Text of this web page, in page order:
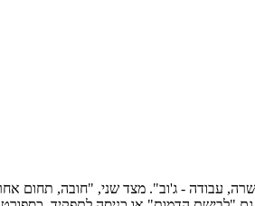
עבודה - ג'וב". מצד שני, "חובה, תחום